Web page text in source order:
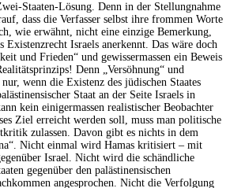
Staaten-Lösung. Denn in der Stellungnahme
dass die Verfasser selbst ihre frommen Worte
wie erwähnt, nicht eine einzige Bemerkung,
Existenzrecht Israels anerkennt. Das wäre doch
und Frieden“ und gewissermassen ein Beweis
Denn „Versöhnung“ und
wenn die Existenz des jüdischen Staates
Staat an der Seite Israels in
kein einigermassen realistischer Beobachter
Ziel erreicht werden soll, muss man politische
zulassen. Davon gibt es nichts in dem
Nicht einmal wird Hamas kritisiert – mit
Israel. Nicht wird die schändliche
gegenüber den palästinensischen
angesprochen. Nicht die Verfolgung